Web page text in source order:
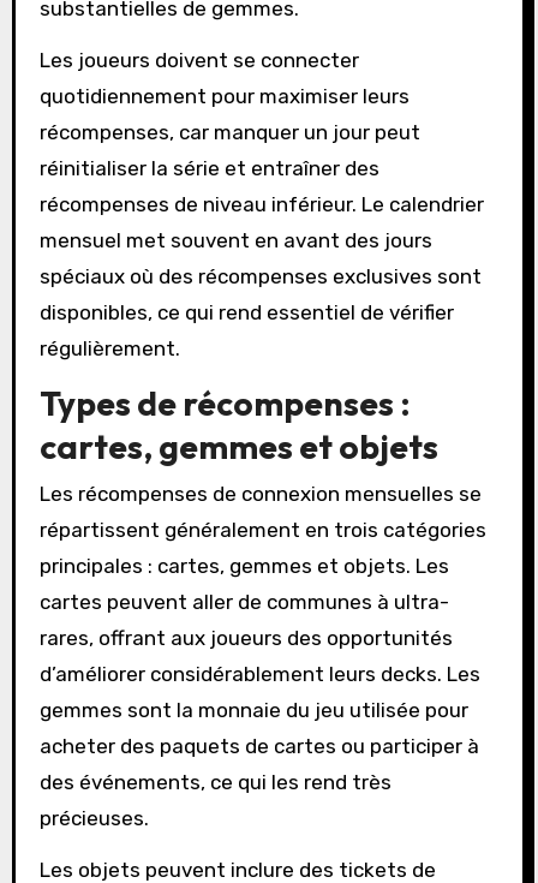
substantielles de gemmes.
Les joueurs doivent se connecter
quotidiennement pour maximiser leurs
récompenses, car manquer un jour peut
réinitialiser la série et entraîner des
récompenses de niveau inférieur. Le calendrier
mensuel met souvent en avant des jours
spéciaux où des récompenses exclusives sont
disponibles, ce qui rend essentiel de vérifier
régulièrement.
Types de récompenses :
cartes, gemmes et objets
Les récompenses de connexion mensuelles se
répartissent généralement en trois catégories
principales : cartes, gemmes et objets. Les
cartes peuvent aller de communes à ultra-
rares, offrant aux joueurs des opportunités
d’améliorer considérablement leurs decks. Les
gemmes sont la monnaie du jeu utilisée pour
acheter des paquets de cartes ou participer à
des événements, ce qui les rend très
précieuses.
Les objets peuvent inclure des tickets de